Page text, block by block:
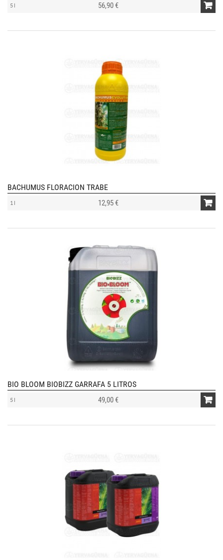
5 l 56,90 €
BACHUMUS FLORACION TRABE
1 l 12,95 €
BIO BLOOM BIOBIZZ GARRAFA 5 LITROS
5 l 49,00 €